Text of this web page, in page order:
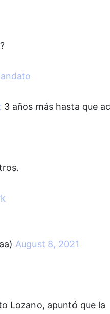
3 años más hasta que
August 8, 2021
Lozano, apuntó que la